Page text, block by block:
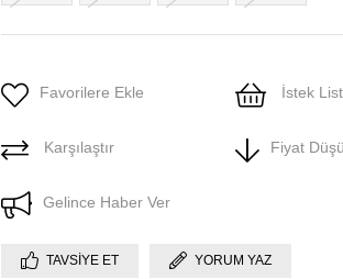
Favorilere Ekle İstek
Karşılaştır Fiyat
Gelince Haber Ver
TAVSIYE ET YORUM YAZ